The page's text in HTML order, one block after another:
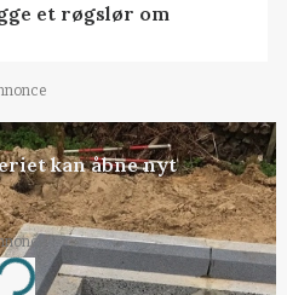
et røgslør om
kan åbne nyt